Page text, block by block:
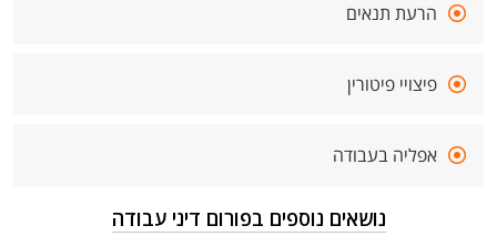
הרעת תנאים
פיצויי פיטורין
אפליה בעבודה
נושאים נוספים בפורום דיני עבודה